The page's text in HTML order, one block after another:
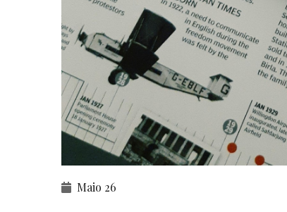
Maio 26